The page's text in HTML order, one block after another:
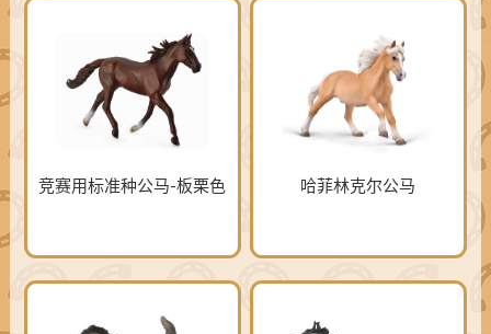
竞赛用标准种公马-板栗色 哈菲林克尔公马